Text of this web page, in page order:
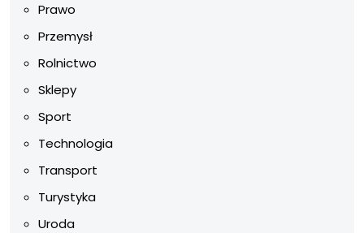
Prawo
Przemysł
Rolnictwo
Sklepy
Sport
Technologia
Transport
Turystyka
Uroda